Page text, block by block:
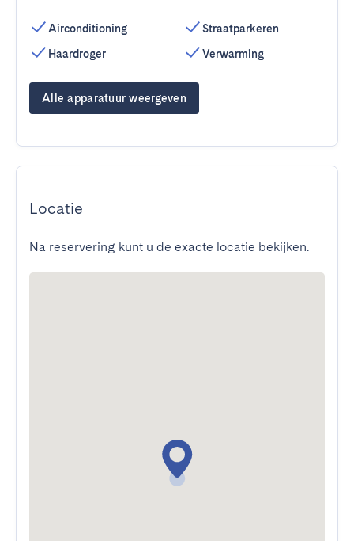
Airconditioning
Haardroger
Straatparkeren
Verwarming
Alle apparatuur weergeven
Locatie
Na reservering kunt u de exacte locatie bekijken.